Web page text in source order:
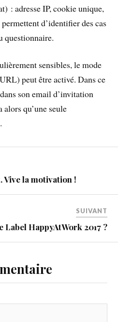
: adresse IP, cookie unique,
d’identifier des cas
questionnaire.
sensibles, le mode
peut être activé. Dans ce
son email d’invitation
qu’une seule
Vive la motivation !
SUIVANT
Label HappyAtWork 2017 ?